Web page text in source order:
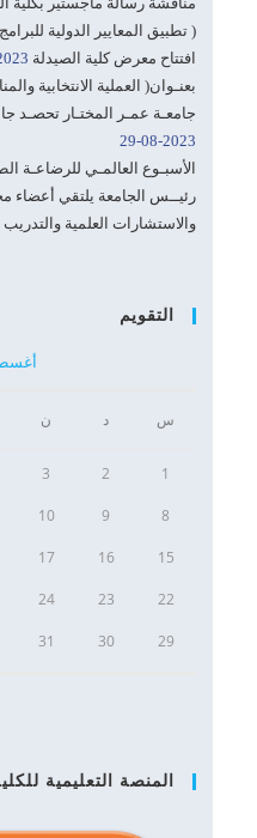
( تطبيق المعايير الدولية
افتتاح معرض كلية الصيدلة 09-02
بعنـوان( العملية الانتخابية
جامعـة عمـر المختـار تحصـد
2023-08-29
الأسبـوع العالمـي للرضاعـة
رئيــس الجامعة يلتقي أعضاء
والاستشارات العلمية والتدريب
التقويم
س د ن
1
2
3
8
9
10
15
16
17
22
23
24
29
30
31
المنصة التعليمية